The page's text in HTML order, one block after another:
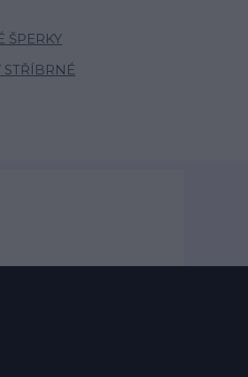
ŠPERKY
STŘÍBRNÉ